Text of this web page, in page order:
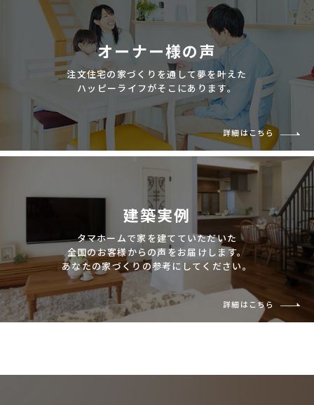
オーナー様の声
注文住宅の家づくりを通して夢を叶えた
ハッピーライフがそこにあります。
詳細はこちら
建築実例
タマホームで家を建てていただいた
全国のお客様からの声をお届けします。
あなたの家づくりの参考にしてください。
詳細はこちら